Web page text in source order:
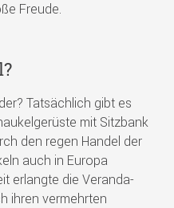
Freude.
Tatsächlich gibt es
mit Sitzbank
den regen Handel der
auch in Europa
erlangte die Veranda-
ihren vermehrten